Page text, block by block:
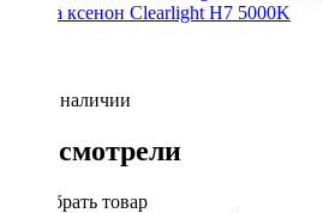
Лампа ксенон Clearlight H7 5000K
Нет в наличии
Вы смотрели
Подобрать товар